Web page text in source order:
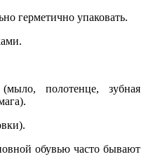
герметично упаковать.
полотенце, зубная
обувью часто бывают